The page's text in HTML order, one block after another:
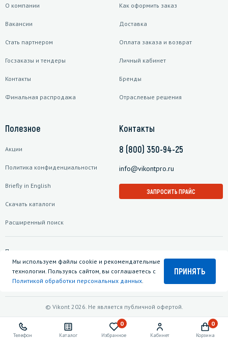
Телефон Каталог
0
Избранное Кабинет
0
Корзина
О компании
Вакансии
Стать партнером
Госзаказы и тендеры
Контакты
Финальная распродажа
Как оформить заказ
Доставка
Оплата заказа и возврат
Личный кабинет
Бренды
Отраслевые решения
Полезное
Акции
Политика конфиденциальности
Briefly in English
Скачать каталоги
Расширенный поиск
Контакты
8 (800) 350-94-25
info@vikontpro.ru
ЗАПРОСИТЬ ПРАЙС
© Vikont 2026. Не является публичной офертой.
Подписаться на рассылку
Мы используем файлы cookie и рекомендательные
технологии. Пользуясь сайтом, вы соглашаетесь с
Политикой обработки персональных данных.
ПРИНЯТЬ